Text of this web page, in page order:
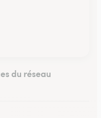
du réseau